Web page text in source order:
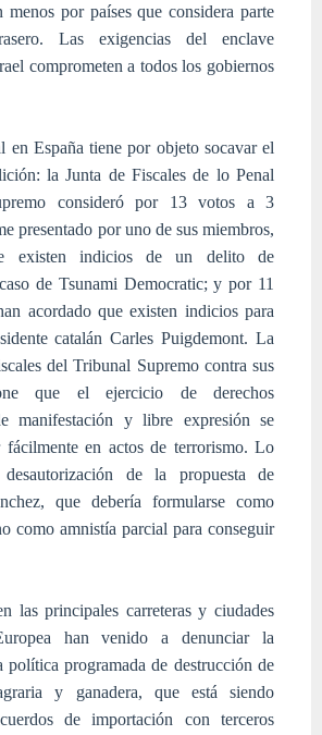
por países que considera parte
Las exigencias del enclave
comprometen a todos los gobiernos
en España tiene por objeto socavar el
la Junta de Fiscales de lo Penal
consideró por 13 votos a 3
presentado por uno de sus miembros,
existen indicios de un delito de
de Tsunami Democratic; y por 11
acordado que existen indicios para
catalán Carles Puigdemont. La
del Tribunal Supremo contra sus
que el ejercicio de derechos
manifestación y libre expresión se
fácilmente en actos de terrorismo. Lo
de la propuesta de
que debería formularse como
como amnistía parcial para conseguir
las principales carreteras y ciudades
han venido a denunciar la
política programada de destrucción de
y ganadera, que está siendo
de importación con terceros